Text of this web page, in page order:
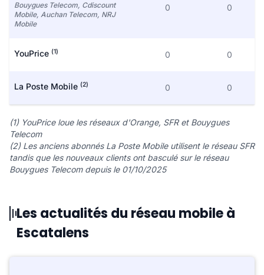
Bouygues Telecom, Cdiscount
Mobile, Auchan Telecom, NRJ
Mobile
0 0
YouPrice (1) 0 0
La Poste Mobile (2) 0 0
(1) YouPrice loue les réseaux d'Orange, SFR et Bouygues
Telecom
(2) Les anciens abonnés La Poste Mobile utilisent le réseau SFR
tandis que les nouveaux clients ont basculé sur le réseau
Bouygues Telecom depuis le 01/10/2025
Les actualités du réseau mobile à
Escatalens